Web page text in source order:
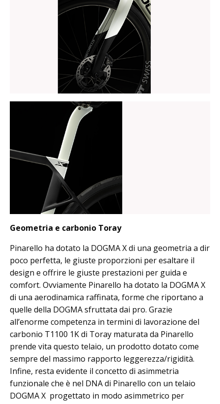
Geometria e carbonio Toray
Pinarello ha dotato la DOGMA X di una geometria a dir
poco perfetta, le giuste proporzioni per esaltare il
design e offrire le giuste prestazioni per guida e
comfort. Ovviamente Pinarello ha dotato la DOGMA X
di una aerodinamica raffinata, forme che riportano a
quelle della DOGMA sfruttata dai pro. Grazie
all’enorme competenza in termini di lavorazione del
carbonio T1100 1K di Toray maturata da Pinarello
prende vita questo telaio, un prodotto dotato come
sempre del massimo rapporto leggerezza/rigidità.
Infine, resta evidente il concetto di asimmetria
funzionale che è nel DNA di Pinarello con un telaio
DOGMA X progettato in modo asimmetrico per